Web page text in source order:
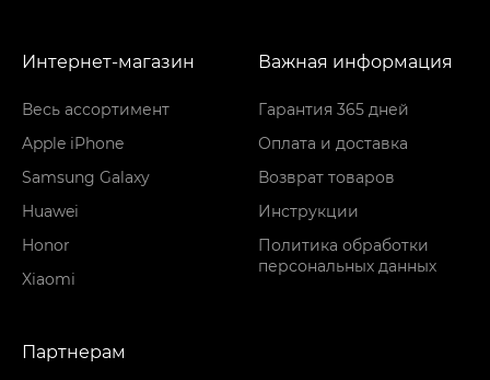
Интернет-магазин
Весь ассортимент
Apple iPhone
Samsung Galaxy
Huawei
Honor
Xiaomi
Важная информация
Гарантия 365 дней
Оплата и доставка
Возврат товаров
Инструкции
Политика обработки
персональных данных
Партнерам